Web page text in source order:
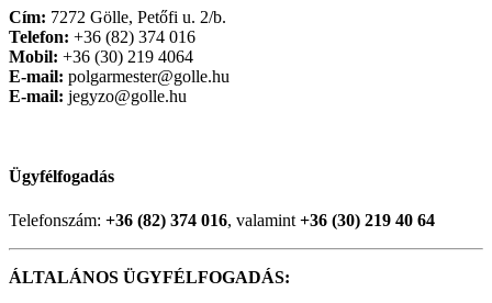
Cím: 7272 Gölle, Petőfi u. 2/b.
Telefon: +36 (82) 374 016
Mobil: +36 (30) 219 4064
E-mail: polgarmester@golle.hu
E-mail: jegyzo@golle.hu
Ügyfélfogadás
Telefonszám: +36 (82) 374 016, valamint +36 (30) 219 40 64
ÁLTALÁNOS ÜGYFÉLFOGADÁS: